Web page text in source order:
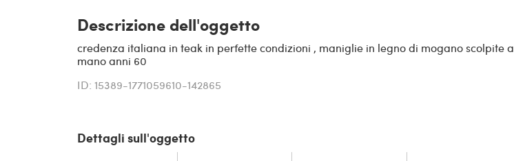
Descrizione dell'oggetto
credenza italiana in teak in perfette condizioni , maniglie in legno di mogano scolpite a
mano anni 60
ID: 15389-1771059610-142865
Dettagli sull'oggetto